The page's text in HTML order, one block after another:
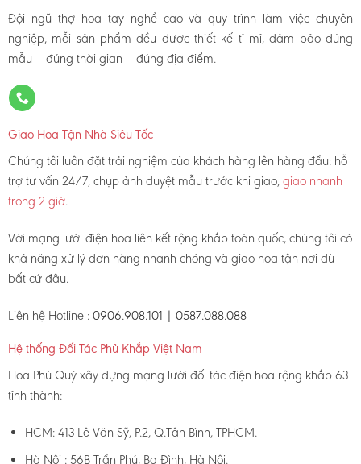
Đội ngũ thợ hoa tay nghề cao và quy trình làm việc chuyên
nghiệp, mỗi sản phẩm đều được thiết kế tỉ mỉ, đảm bảo đúng
mẫu – đúng thời gian – đúng địa điểm.
Giao Hoa Tận Nhà Siêu Tốc
Chúng tôi luôn đặt trải nghiệm của khách hàng lên hàng đầu: hỗ
trợ tư vấn 24/7, chụp ảnh duyệt mẫu trước khi giao,giao nhanh
trong 2 giờ.
Với mạng lưới điện hoa liên kết rộng khắp toàn quốc, chúng tôi có
khả năng xử lý đơn hàng nhanh chóng và giao hoa tận nơi dù
bất cứ đâu.
Liên hệ Hotline : 0906.908.101 | 0587.088.088
Hệ thống Đối Tác Phủ Khắp Việt Nam
Hoa Phú Quý xây dựng mạng lưới đối tác điện hoa rộng khắp 63
tỉnh thành:
HCM: 413 Lê Văn Sỹ, P.2, Q.Tân Bình, TPHCM.
Hà Nội : 56B Trần Phú, Ba Đình, Hà Nội.